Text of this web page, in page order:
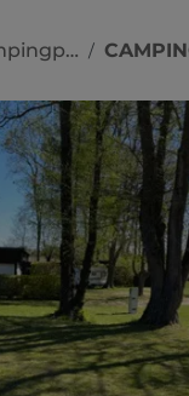
Campingplätze /